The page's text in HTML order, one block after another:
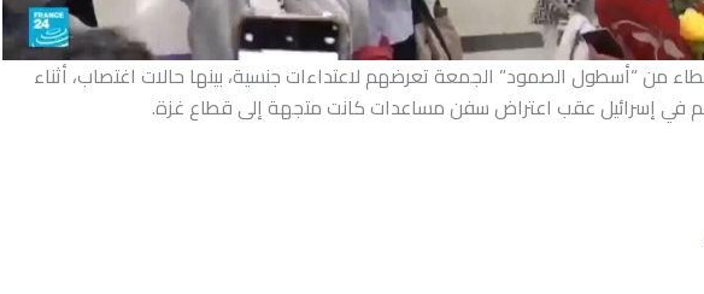
من “أسطول الصمود” الجمعة تعرضهم لاعتداءات جنسية، بينها حالات اغتصاب، أثناء
في إسرائيل عقب اعتراض سفن مساعدات كانت متجهة إلى قطاع غزة.